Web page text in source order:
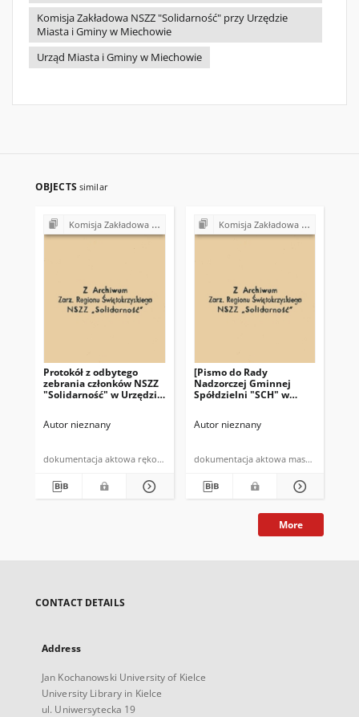
Komisja Zakładowa NSZZ "Solidarność" przy Urzędzie
Miasta i Gminy w Miechowie
Urząd Miasta i Gminy w Miechowie
OBJECTS similar
Komisja Zakładowa NSZZ "Solidarność" przy Urzędzie Gminy w Bodzentynie
Protokół z odbytego
zebrania członków NSZZ
"Solidarność" w Urzędzie
Autor nieznany
dokumentacja aktowa rękopis
Komisja Zakładowa NSZZ "Solidarność" przy Urzędzie Gminy w Bodzentynie
[Pismo do Rady
Nadzorczej Gminnej
Spółdzielni "SCH" w
"Solidarność" w
Autor nieznany
dokumentacja aktowa maszynopis
More
CONTACT DETAILS
Address
Jan Kochanowski University of Kielce
University Library in Kielce
ul. Uniwersytecka 19